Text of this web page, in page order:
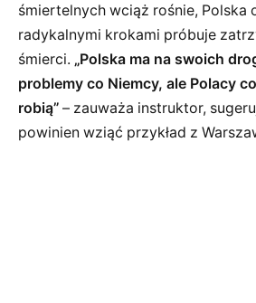
śmiertelnych wciąż rośnie, Polska
radykalnymi krokami próbuje
śmierci. „Polska ma na swoich
problemy co Niemcy, ale Polacy
robią” – zauważa instruktor,
powinien wziąć przykład z